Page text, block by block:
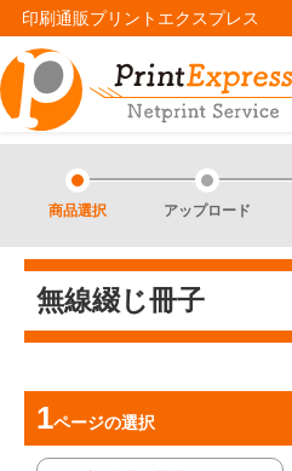
印刷通販プリントエクスプレス
商品選択 アップロード
無線綴じ冊子
ページの選択